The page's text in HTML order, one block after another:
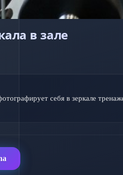
в зале
себя в зеркале